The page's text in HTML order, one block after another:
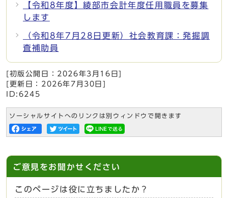
【令和8年度】綾部市会計年度任用職員を募集
します
（令和8年7月28日更新）社会教育課：発掘調
査補助員
[初版公開日： 2026年3月16日
[更新日： 2026年7月30日
ID:6245
ソーシャルサイトへのリンクは別ウィンドウで開きます
ご意見をお聞かせください
このページは役に立ちましたか？